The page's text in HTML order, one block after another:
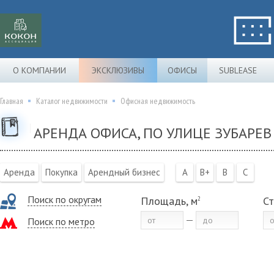
О КОМПАНИИ ЭКСКЛЮЗИВЫ ОФИСЫ SUBLEASE
Главная Каталог недвижимости Офисная недвижимость
АРЕНДА ОФИСА, ПО УЛИЦЕ
Аренда Покупка Арендный бизнес A B+ B C
Поиск по округам
Поиск по метро
Площадь, м2